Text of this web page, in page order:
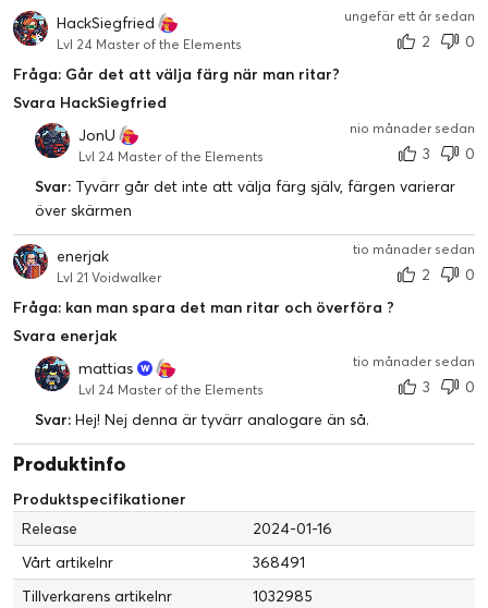
HackSiegfried
Lvl 24 Master of the Elements
ungefär ett år sedan
2
0
Fråga: Går det att välja färg när man ritar?
Svara HackSiegfried
JonU
Lvl 24 Master of the Elements
nio månader sedan
3
0
Svar: Tyvärr går det inte att välja färg själv, färgen varierar
över skärmen
enerjak
Lvl 21 Voidwalker
tio månader sedan
2
0
Fråga: kan man spara det man ritar och överföra ?
Svara enerjak
mattias
Lvl 24 Master of the Elements
tio månader sedan
3
0
Svar: Hej! Nej denna är tyvärr analogare än så.
Produktinfo
Produktspecifikationer
Release
2024-01-16
Vårt artikelnr
368491
Tillverkarens artikelnr
1032985